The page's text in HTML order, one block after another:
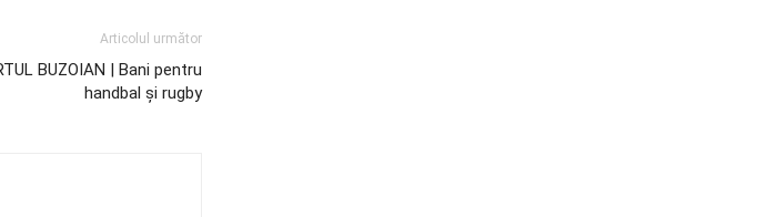
Articolul următor
BUZOIAN | Bani pentru
handbal şi rugby